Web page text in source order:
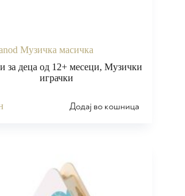
Музичка масичка
за деца од 12+ месеци,Музички
играчки
Додај во кошница